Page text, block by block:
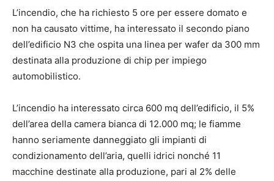
L’incendio, che ha richiesto 5 ore per essere domato e
non ha causato vittime, ha interessato il secondo piano
dell’edificio N3 che ospita una linea per wafer da 300 mm
destinata alla produzione di chip per impiego
automobilistico.
L’incendio ha interessato circa 600 mq dell’edificio, il 5%
dell’area della camera bianca di 12.000 mq; le fiamme
hanno seriamente danneggiato gli impianti di
condizionamento dell’aria, quelli idrici nonché 11
macchine destinate alla produzione, pari al 2% delle